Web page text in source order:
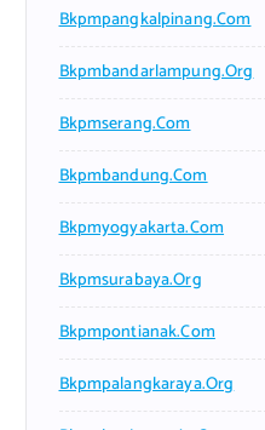
Bkpmpangkalpinang.com
Bkpmbandarlampung.org
Bkpmserang.com
Bkpmbandung.com
Bkpmyogyakarta.com
Bkpmsurabaya.org
Bkpmpontianak.com
Bkpmpalangkaraya.org